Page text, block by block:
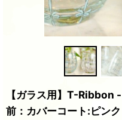
【ガラス用】T-
前：カバーコート:ピン